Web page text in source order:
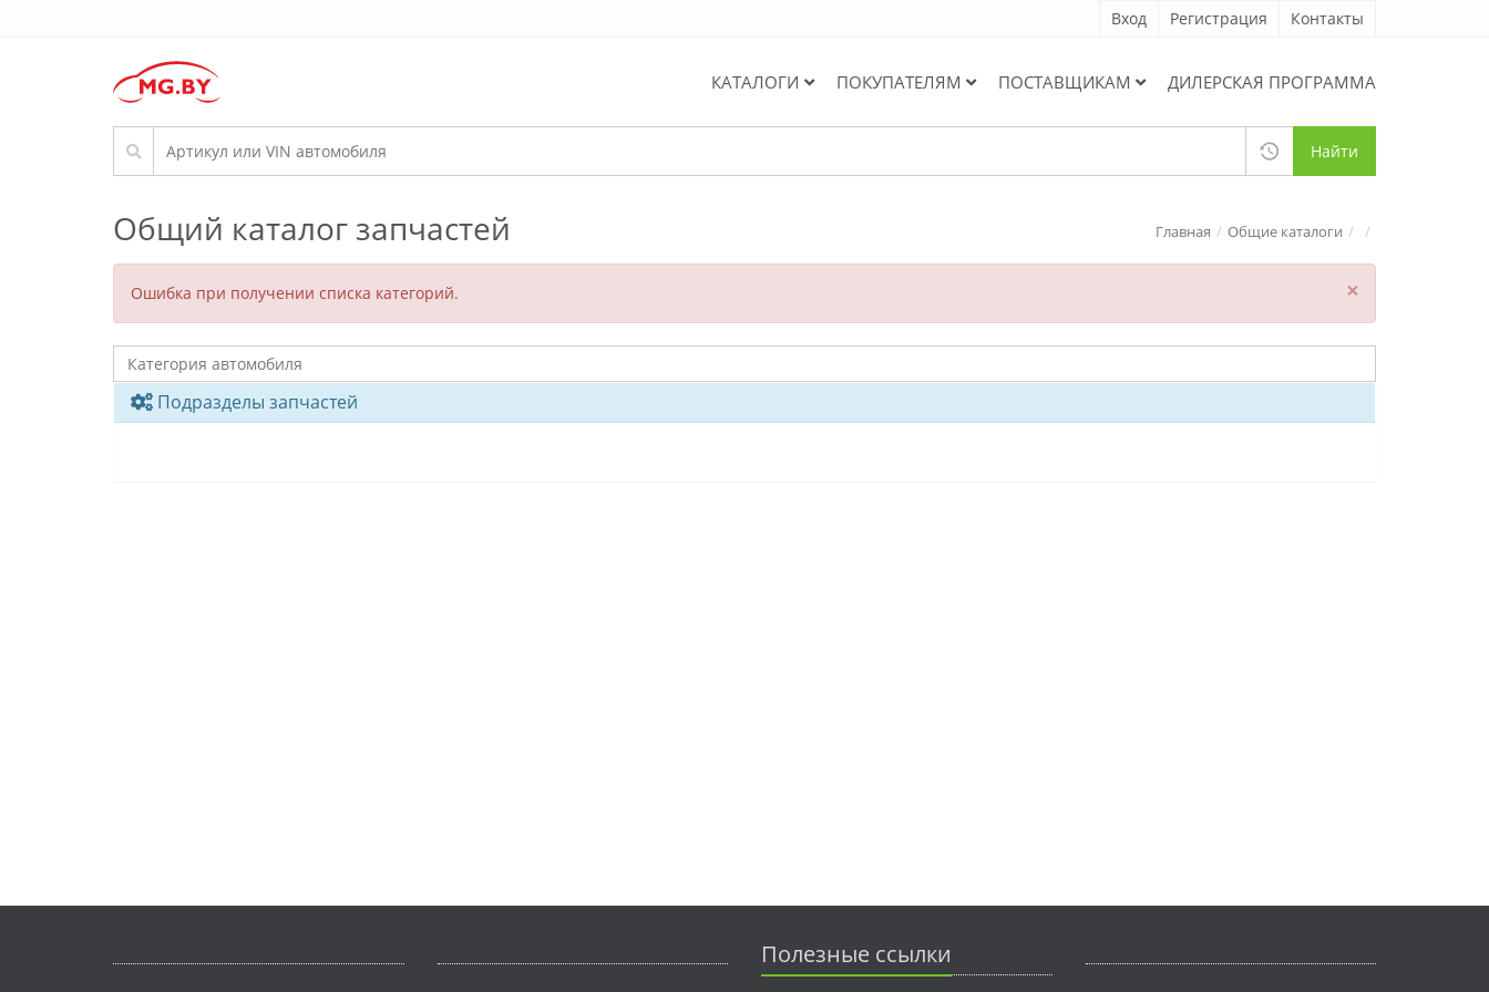
Вход Регистрация Контакты
КАТАЛОГИ ПОКУПАТЕЛЯМ ПОСТАВЩИКАМ ДИЛЕРСКАЯ ПРОГРАММА
Найти
Общий каталог запчастей Главная Общие каталоги
Ошибка при получении списка категорий. ×
Подразделы запчастей
Полезные ссылки